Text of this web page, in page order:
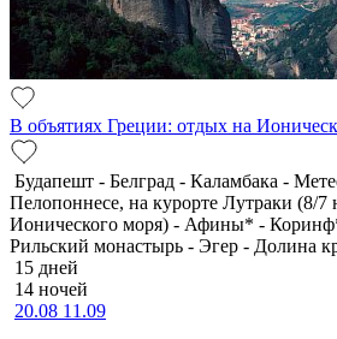
В объятиях Греции: отдых на
Будапешт - Белград - Каламбака -
Пелопоннесе, на курорте Лутраки (8/7
Ионического моря) - Афины* -
Рильский монастырь - Эгер - Долина
15 дней
14 ночей
20.08 11.09